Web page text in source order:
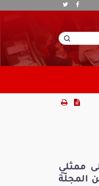
ممثلي
حول الفصل 411 من المجلّة